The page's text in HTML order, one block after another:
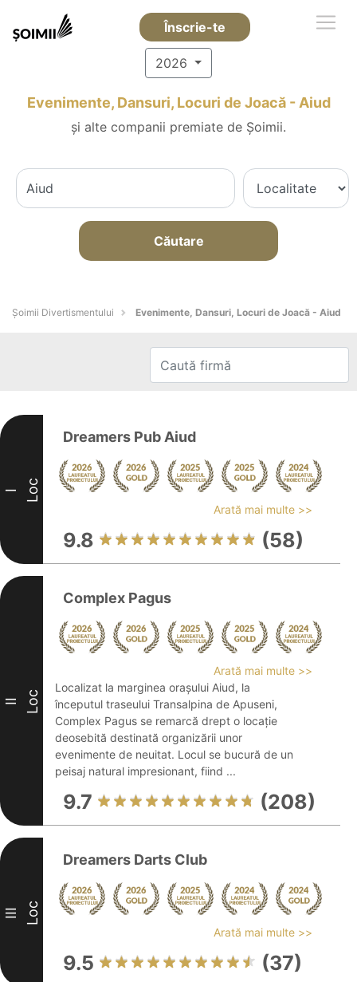
Înscrie-te
2026
Evenimente, Dansuri, Locuri de Joacă - Aiud
și alte companii premiate de Șoimii.
Căutare
Şoimii Divertismentului Evenimente, Dansuri, Locuri de Joacă - Aiud
I Loc
Dreamers Pub Aiud
Arată mai multe >>
9.8 (58)
II Loc
Complex Pagus
Arată mai multe >>
Localizat la marginea orașului Aiud, la
începutul traseului Transalpina de Apuseni,
Complex Pagus se remarcă drept o locație
deosebită destinată organizării unor
evenimente de neuitat. Locul se bucură de un
peisaj natural impresionant, fiind ...
9.7 (208)
III Loc
Dreamers Darts Club
Arată mai multe >>
9.5 (37)